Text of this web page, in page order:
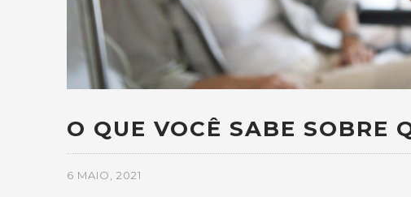
O QUE VOCÊ SABE SOBRE
6 MAIO, 2021